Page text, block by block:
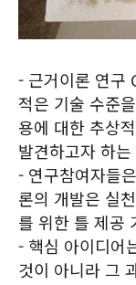
- 근거이론 연
적은 기술 수준
용에 대한 추상
발견하고자 하는
- 연구참여자들
론의 개발은 실
를 위한 틀 제공
- 핵심 아이디어
것이 아니라 그